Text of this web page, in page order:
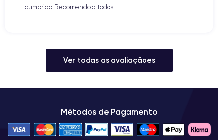
cumprido. Recomendo a todos.
Ver todas as avaliaçãoes
Métodos de Pagamento